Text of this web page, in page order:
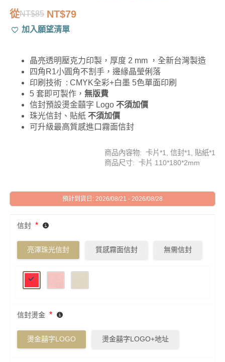
從NT$85
原
始
格：
NT$85。
NT$79
目
前
格：
NT$79。
加入願望清單
晶亮透明壓克力印製，厚度 2 mm ，全新台灣製造
四角R1小圓角不割手，邊緣晶瑩俐落
印刷技術 : CMYK全彩+白墨 5色單面印刷
5 套即可製作， 無版費
信封預設燙金囍字 Logo 不須加價
珠光信封、貼紙 不須加價
可升級最高質感進口霧面信封
商品內容物: 卡片*1, 信封*1, 貼紙*1
商品尺寸: 卡片 110*180*2mm
預計到貨日: 2026/08/21 - 2026/08/28
信封 *
亮澤珠光信封 質感霧面信封 無需信封
信封燙金 *
燙金囍字LOGO 燙金囍字LOGO+地址